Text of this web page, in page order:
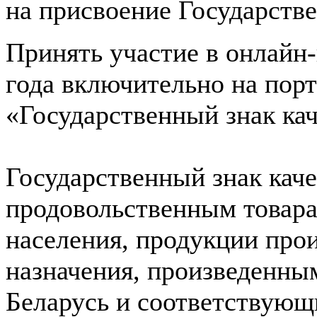
на присвоение
Принять участие в
года включительно на
«Государственный знак
Государственный знак
продовольственным
населения, продукции
назначения,
Беларусь и